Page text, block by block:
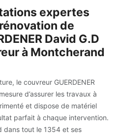
expertes
de
David G.D
à Montcherand
le couvreur GUERDENER
d’assurer les travaux à
et dispose de matériel
parfait à chaque intervention.
dans tout le 1354 et ses